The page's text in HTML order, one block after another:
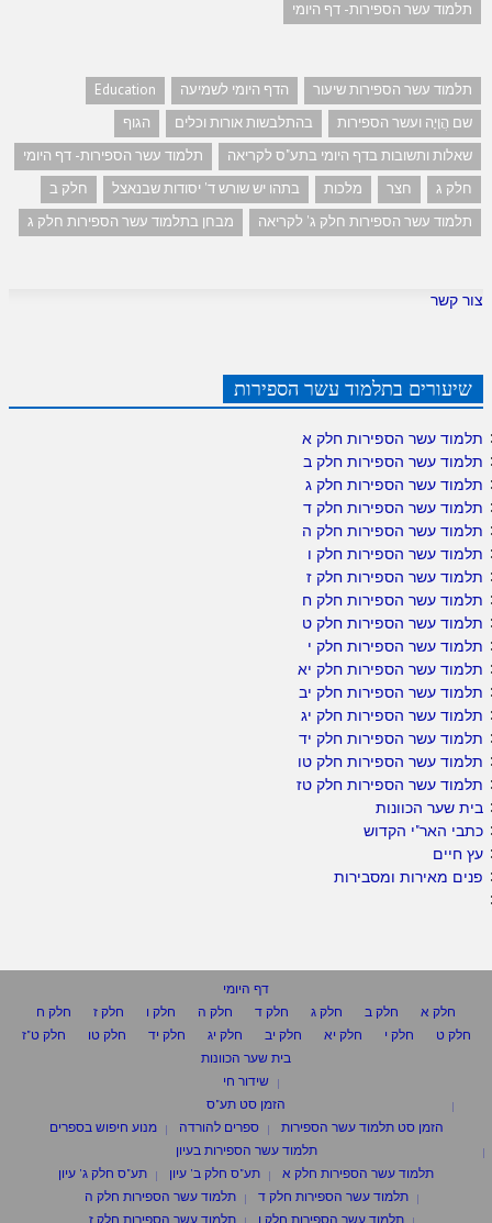
תלמוד עשר הספירות- דף היומי
תלמוד עשר הספירות שיעור הדף היומי לשמיעה
Education
שם הֲוָיָה ועשר הספירות
בהתלבשות אורות וכלים
הגוף
שאלות ותשובות בדף היומי בתע"ס לקריאה
תלמוד עשר הספירות- דף היומי
חלק ג
חצר מלכות בתהו יש שורש ד' יסודות שבנאצל
חלק ב
תלמוד עשר הספירות חלק ג' לקריאה
מבחן בתלמוד עשר הספירות חלק ג
צור קשר
שיעורים בתלמוד עשר הספירות
תלמוד עשר הספירות חלק א
תלמוד עשר הספירות חלק ב
תלמוד עשר הספירות חלק ג
תלמוד עשר הספירות חלק ד
תלמוד עשר הספירות חלק ה
תלמוד עשר הספירות חלק ו
תלמוד עשר הספירות חלק ז
תלמוד עשר הספירות חלק ח
תלמוד עשר הספירות חלק ט
תלמוד עשר הספירות חלק י
תלמוד עשר הספירות חלק יא
תלמוד עשר הספירות חלק יב
תלמוד עשר הספירות חלק יג
תלמוד עשר הספירות חלק יד
תלמוד עשר הספירות חלק טו
תלמוד עשר הספירות חלק טז
בית שער הכוונות
כתבי האר"י הקדוש
עץ חיים
פנים מאירות ומסבירות
דף היומי
חלק א
חלק ב חלק ג חלק ד חלק ה חלק ו חלק ז
חלק ח
חלק ט
חלק י חלק יא חלק יב חלק יג חלק יד חלק טו
חלק ט"ז
בית שער הכוונות
שידור חי
הזמן סט תע"ס
הזמן סט תלמוד עשר הספירות
ספרים להורדה
מנוע חיפוש בספרים
תלמוד עשר הספירות בעיון
תלמוד עשר הספירות חלק א
תע"ס חלק ב' עיון
תע"ס חלק ג' עיון
תלמוד עשר הספירות חלק ד
תלמוד עשר הספירות חלק ה
תלמוד עשר הספירות חלק ו
תלמוד עשר הספירות חלק ז